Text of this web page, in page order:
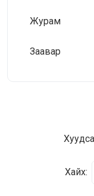
Журам
Заавар
Хайх: